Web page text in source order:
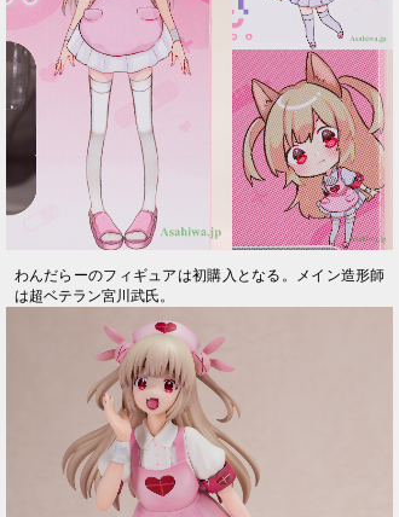
わんだらーのフィギュアは初購入となる。メイン造形師
は超ベテラン宮川武氏。